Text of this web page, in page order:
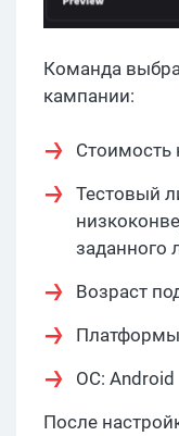
Команда
кампании:
Стоимость
Тестовый
заданного
Возраст
ОС: Android
После